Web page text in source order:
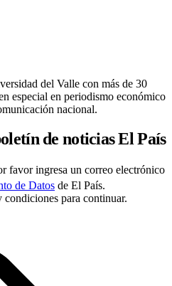
del Valle con más de 30
especial en periodismo económico
nacional.
de noticias El País
favor ingresa un correo electrónico
de Datos de El País.
condiciones para continuar.